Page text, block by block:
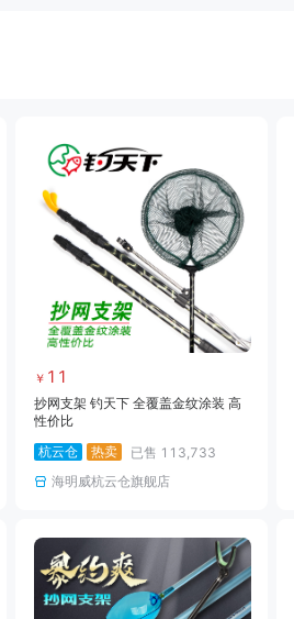
路亚线
海钓配件 海钓装备
￥ 11
抄网支架 钓天下 全覆盖金纹涂装 高
性价比
杭云仓
热卖 已售 113,733
海明威杭云仓旗舰店